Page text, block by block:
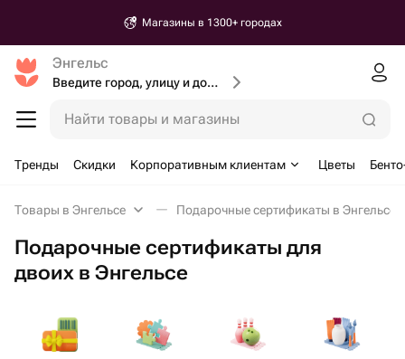
Магазины в 1300+ городах
Энгельс
Введите город, улицу и дом доставки
Найти товары и магазины
Тренды Скидки Корпоративным клиентам Цветы
Товары в Энгельсе Подарочные сертификаты в Энгельсе
Подарочные сертификаты для
двоих в Энгельсе